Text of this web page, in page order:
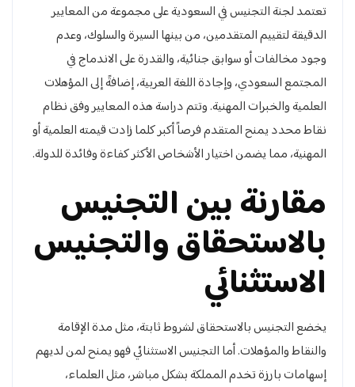
تعتمد لجنة التجنيس في السعودية على مجموعة من المعايير
الدقيقة لتقييم المتقدمين، من بينها السيرة والسلوك، وعدم
وجود مخالفات أو سوابق جنائية، والقدرة على الاندماج في
المجتمع السعودي، وإجادة اللغة العربية، إضافةً إلى المؤهلات
العلمية والخبرات المهنية. وتتم دراسة هذه المعايير وفق نظام
نقاط محدد يمنح المتقدم فرصاً أكبر كلما زادت قيمته العلمية أو
المهنية، مما يضمن اختيار الأشخاص الأكثر كفاءة وفائدة للدولة.
مقارنة بين التجنيس
بالاستحقاق والتجنيس
الاستثنائي
يخضع التجنيس بالاستحقاق لشروط ثابتة، مثل مدة الإقامة
والنقاط والمؤهلات. أما التجنيس الاستثنائي فهو يمنح لمن لديهم
إسهامات بارزة تخدم المملكة بشكل مباشر، مثل العلماء،